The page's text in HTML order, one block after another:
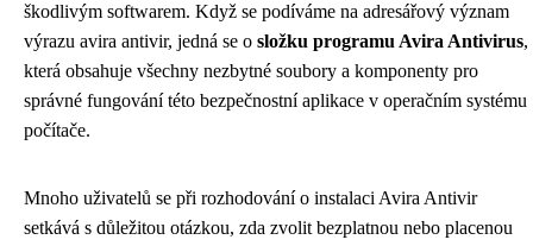
škodlivým softwarem. Když se podíváme na adresářový význam
výrazu avira antivir, jedná se o složku programu Avira Antivirus,
která obsahuje všechny nezbytné soubory a komponenty pro
správné fungování této bezpečnostní aplikace v operačním systému
počítače.
Mnoho uživatelů se při rozhodování o instalaci Avira Antivir
setkává s důležitou otázkou, zda zvolit bezplatnou nebo placenou